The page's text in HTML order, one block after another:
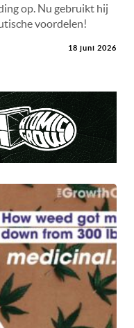
op. Nu gebruikt hij
voordelen!
18 juni 2026